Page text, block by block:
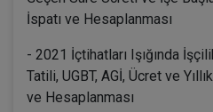
İspatı ve Hesaplanması
- 2021 İçtihatları Işığında
Tatili, UGBT, AGİ, Ücret ve
ve Hesaplanması